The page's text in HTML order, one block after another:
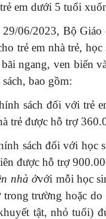
em dưới 5 tuổi
29/06/2023, Bộ
trẻ em nhà trẻ,
ngang, ven biển
bao gồm:
sách đối với trẻ
trẻ được hỗ trợ
sách đối với học
được hỗ trợ
nhà ởvới mỗi học
trong trường hoặc do
tật, nhỏ tuổi)